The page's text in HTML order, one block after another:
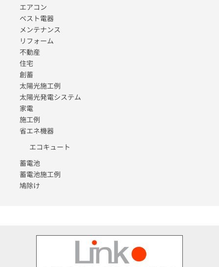
エアコン
ベスト電器
メンテナンス
リフォーム
不動産
住宅
創蓄
太陽光施工例
太陽光発電システム
家電
施工例
省エネ機器
エコキュート
蓄電池
蓄電池施工例
鳩除け